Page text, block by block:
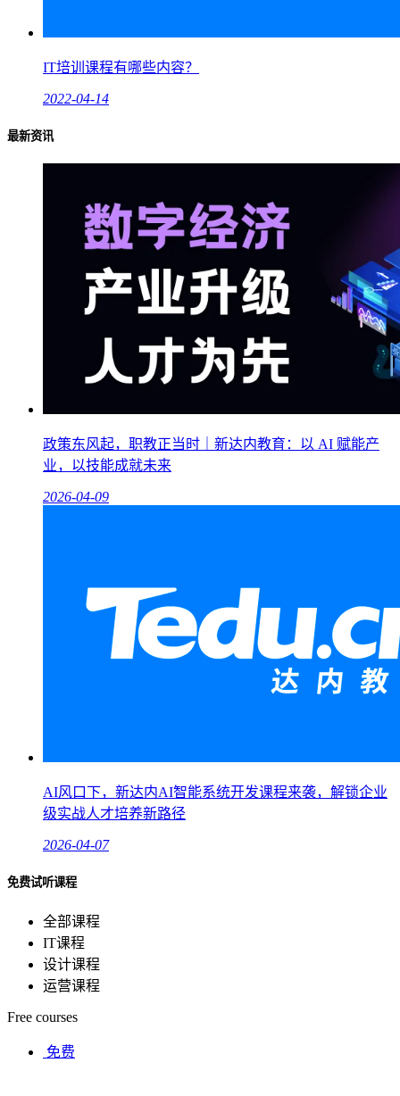
IT培训课程有哪些内容？
2022-04-14
最新资讯
政策东风起，职教正当时｜新达内教育：以 AI 赋能产
业，以技能成就未来
2026-04-09
AI风口下，新达内AI智能系统开发课程来袭，解锁企业
级实战人才培养新路径
2026-04-07
免费试听课程
全部课程
IT课程
设计课程
运营课程
Free courses
免费